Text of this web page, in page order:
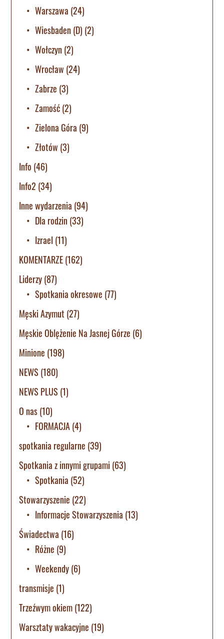
Warszawa (24)
Wiesbaden (D) (2)
Wołczyn (2)
Wrocław (24)
Zabrze (3)
Zamość(2)
Zielona Góra (9)
Złotów (3)
Info (46)
Info2 (34)
Inne wydarzenia (94)
Dla rodzin (33)
Izrael (11)
KOMENTARZE(162)
Liderzy(87)
Spotkania okresowe (77)
Męski Azymut (27)
Męskie Oblężenie Na Jasnej Górze (6)
Minione (198)
NEWS (180)
NEWS PLUS (1)
O nas(10)
FORMACJA(4)
spotkania regularne (39)
Spotkania z innymi grupami (63)
Spotkania (52)
Stowarzyszenie (22)
Informacje Stowarzyszenia (13)
Świadectwa (16)
Różne (9)
Weekendy(6)
transmisje (1)
Trzeźwym okiem(122)
Warsztaty wakacyjne (19)